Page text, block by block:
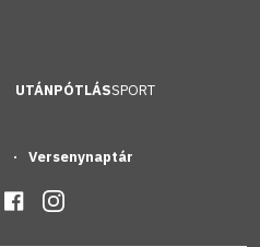
UTÁNPÓTLÁSSPORT
Versenynaptár